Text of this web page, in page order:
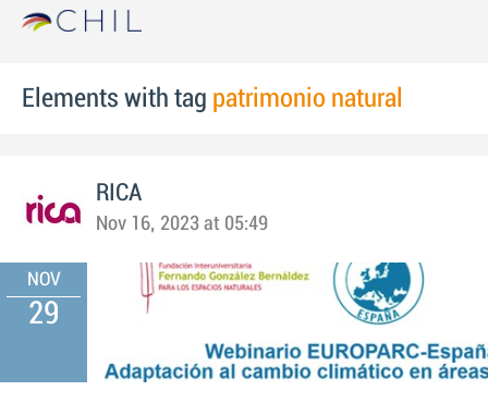
Elements with tag patrimonio natural
RICA
Nov 16, 2023 at 05:49
NOV
29